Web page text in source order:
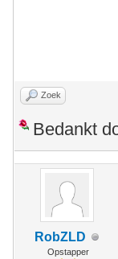
Zoek
Bedankt
RobZLD
Opstapper